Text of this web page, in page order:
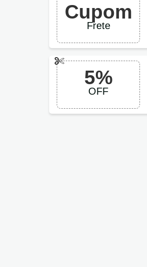
Cupom
Frete
5%
OFF